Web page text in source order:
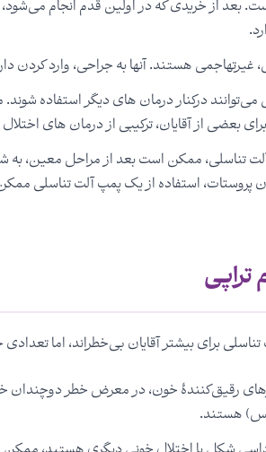
بعد از خریدی که در اولین قدم انجام
هستند. آنها به جراحی، وارد کردن
درکنار درمان های دیگر استفاده
بعضی از آقایان، ترکیبی از درمان های
تناسلی، ممکن است بعد از مراحل معین، به
پروستات، استفاده از یک پمپ آلت تناسلی
برای بیشتر آقایان بی‌خطراند، اما
رقیق‌کنندۀ خون، در معرض خطر دوچندان
هستند.